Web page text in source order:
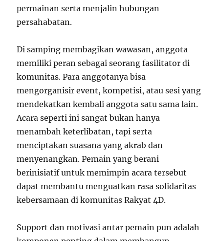
permainan serta menjalin hubungan
persahabatan.
Di samping membagikan wawasan, anggota
memiliki peran sebagai seorang fasilitator di
komunitas. Para anggotanya bisa
mengorganisir event, kompetisi, atau sesi yang
mendekatkan kembali anggota satu sama lain.
Acara seperti ini sangat bukan hanya
menambah keterlibatan, tapi serta
menciptakan suasana yang akrab dan
menyenangkan. Pemain yang berani
berinisiatif untuk memimpin acara tersebut
dapat membantu menguatkan rasa solidaritas
kebersamaan di komunitas Rakyat 4D.
Support dan motivasi antar pemain pun adalah